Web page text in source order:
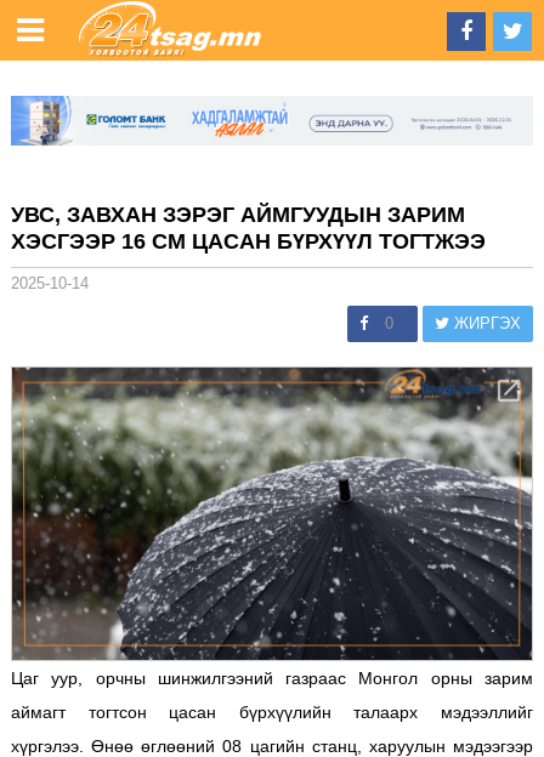
УВС, ЗАВХАН ЗЭРЭГ АЙМГУУДЫН ЗАРИМ
ХЭСГЭЭР 16 СМ ЦАСАН БҮРХҮҮЛ ТОГТЖЭЭ
2025-10-14
0 ЖИРГЭХ
Цаг уур, орчны шинжилгээний газраас Монгол орны зарим
аймагт тогтсон цасан бүрхүүлийн талаарх мэдээллийг
хүргэлээ. Өнөө өглөөний 08 цагийн станц, харуулын мэдээгээр